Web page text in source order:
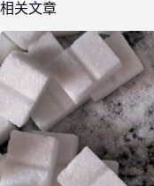
相关文章